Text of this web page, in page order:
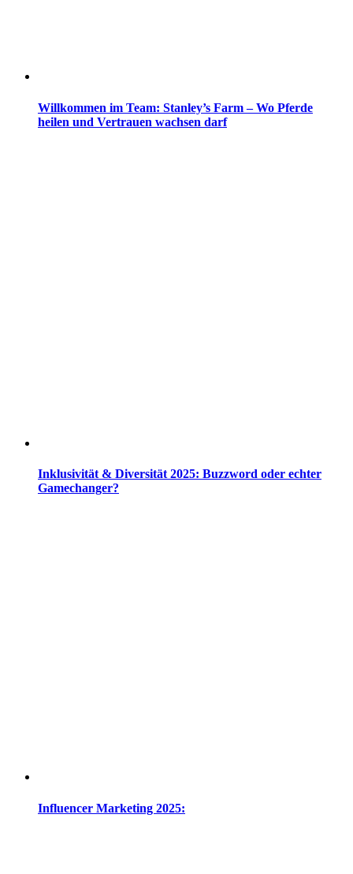
Willkommen im Team: Stanley’s Farm – Wo Pferde
heilen und Vertrauen wachsen darf
Inklusivität & Diversität 2025: Buzzword oder echter
Gamechanger?
Influencer Marketing 2025: